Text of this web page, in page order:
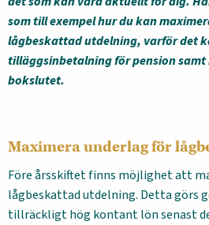
som till exempel hur du kan
lågbeskattad utdelning, varför det
tilläggsinbetalning för pension
bokslutet.
Maximera underlag för
Före årsskiftet finns möjlighet att
lågbeskattad utdelning. Detta görs
tillräckligt hög kontant lön senast